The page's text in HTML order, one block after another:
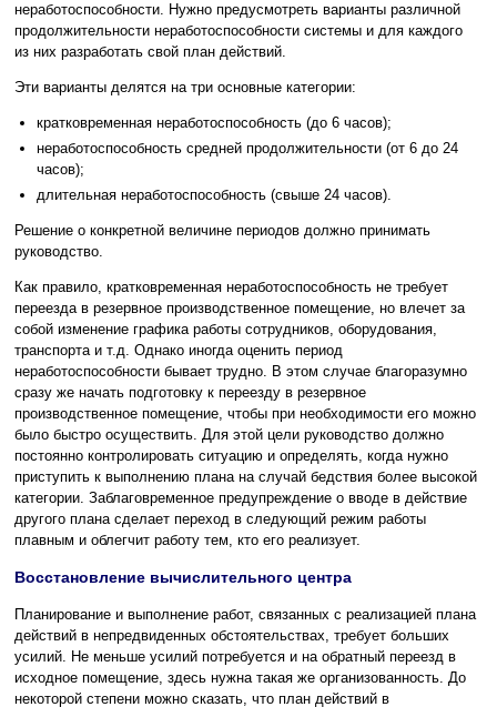
неработоспособности. Нужно предусмотреть варианты различной
продолжительности неработоспособности системы и для каждого
из них разработать свой план действий.
Эти варианты делятся на три основные категории:
кратковременная неработоспособность (до 6 часов);
неработоспособность средней продолжительности (от 6 до 24
часов);
длительная неработоспособность (свыше 24 часов).
Решение о конкретной величине периодов должно принимать
руководство.
Как правило, кратковременная неработоспособность не требует
переезда в резервное производственное помещение, но влечет за
собой изменение графика работы сотрудников, оборудования,
транспорта и т.д. Однако иногда оценить период
неработоспособности бывает трудно. В этом случае благоразумно
сразу же начать подготовку к переезду в резервное
производственное помещение, чтобы при необходимости его можно
было быстро осуществить. Для этой цели руководство должно
постоянно контролировать ситуацию и определять, когда нужно
приступить к выполнению плана на случай бедствия более высокой
категории. Заблаговременное предупреждение о вводе в действие
другого плана сделает переход в следующий режим работы
плавным и облегчит работу тем, кто его реализует.
Восстановление вычислительного центра
Планирование и выполнение работ, связанных с реализацией плана
действий в непредвиденных обстоятельствах, требует больших
усилий. Не меньше усилий потребуется и на обратный переезд в
исходное помещение, здесь нужна такая же организованность. До
некоторой степени можно сказать, что план действий в